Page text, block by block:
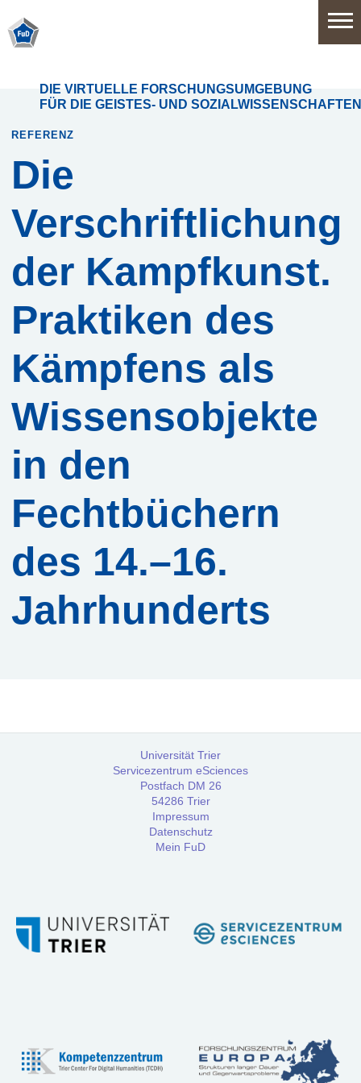
Home
Software
Anwendungsbereiche
Funktionsumfang
Systemarchitektur
Release
History
Services
Beratungs-
Service
Service
Training
Anmeldung
Workshops
Fragen
DIE VIRTUELLE FORSCHUNGSUMGEBUNG
FÜR DIE GEISTES- UND SOZIALWISSENSCHAFTEN
REFERENZ
Die
Verschriftlichung
der Kampfkunst.
Praktiken des
Kämpfens als
Wissensobjekte
in den
Fechtbüchern
des 14.–16.
Jahrhunderts
Universität Trier
Servicezentrum eSciences
Postfach DM 26
54286 Trier
Impressum
Datenschutz
Mein FuD